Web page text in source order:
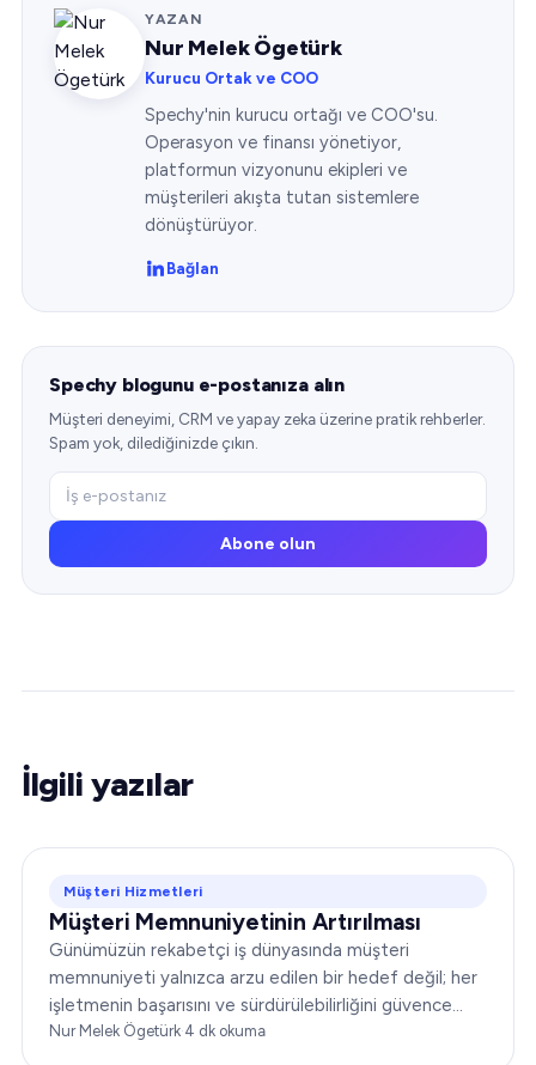
YAZAN
Nur Melek Ögetürk
Kurucu Ortak ve COO
Spechy'nin kurucu ortağı ve COO'su.
Operasyon ve finansı yönetiyor,
platformun vizyonunu ekipleri ve
müşterileri akışta tutan sistemlere
dönüştürüyor.
Bağlan
Spechy blogunu e-postanıza alın
Müşteri deneyimi, CRM ve yapay zeka üzerine pratik rehberler.
Spam yok, dilediğinizde çıkın.
Abone olun
İlgili yazılar
Müşteri Hizmetleri
Müşteri Memnuniyetinin Artırılması
Günümüzün rekabetçi iş dünyasında müşteri
memnuniyeti yalnızca arzu edilen bir hedef değil; her
işletmenin başarısını ve sürdürülebilirliğini güvence
altına almada belirleyici bir unsurdur. Şirketler...
Nur Melek Ögetürk·4 dk okuma